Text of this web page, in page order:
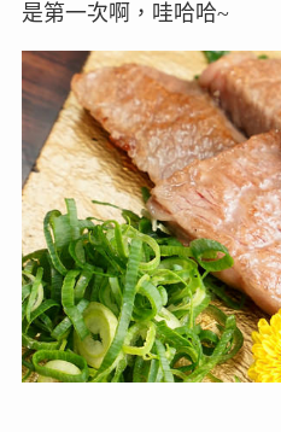
是第一次啊，哇哈哈~